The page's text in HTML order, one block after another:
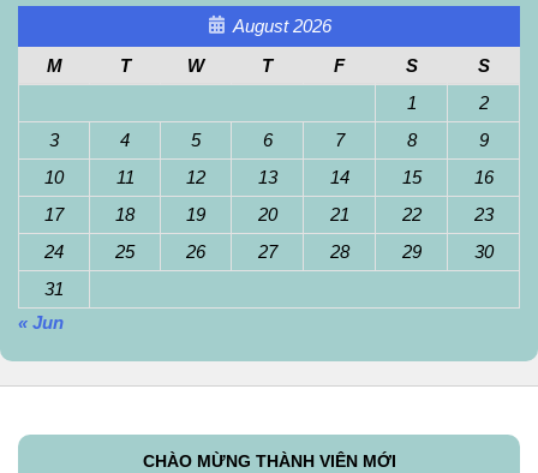
August 2026
M
T W T F S
S
1
2
3
4 5 6 7 8
9
10
11 12 13 14 15
16
17
18 19 20 21 22
23
24
25 26 27 28 29
30
31
« Jun
CHÀO MỪNG THÀNH VIÊN MỚI